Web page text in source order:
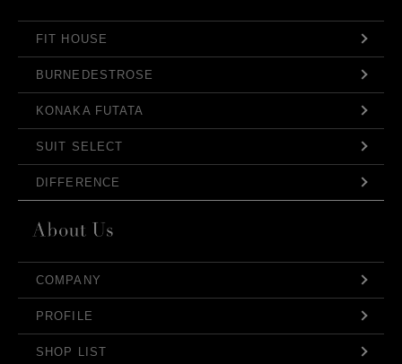
FIT HOUSE
BURNEDESTROSE
KONAKA FUTATA
SUIT SELECT
DIFFERENCE
COMPANY
PROFILE
SHOP LIST